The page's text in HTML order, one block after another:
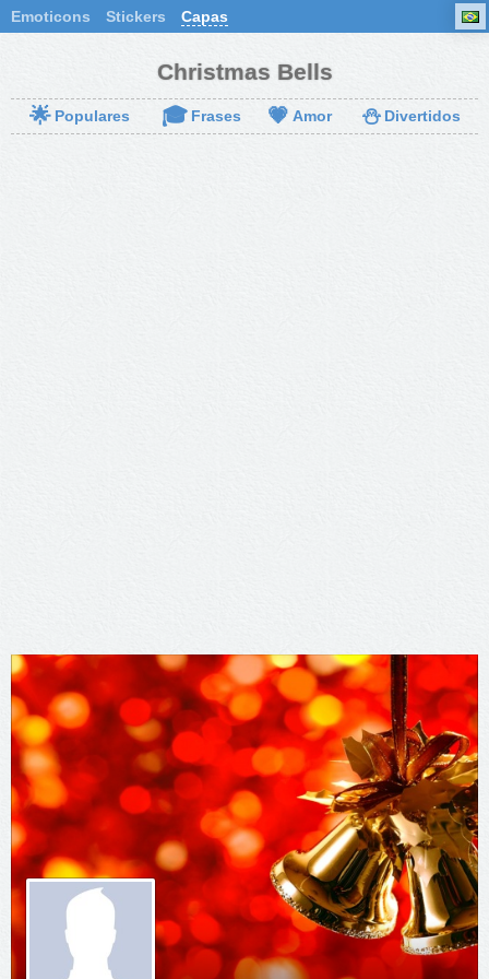
Emoticons Stickers Capas
Christmas Bells
🌟 Populares 🎓 Frases 💗 Amor ⛄ Divertidos